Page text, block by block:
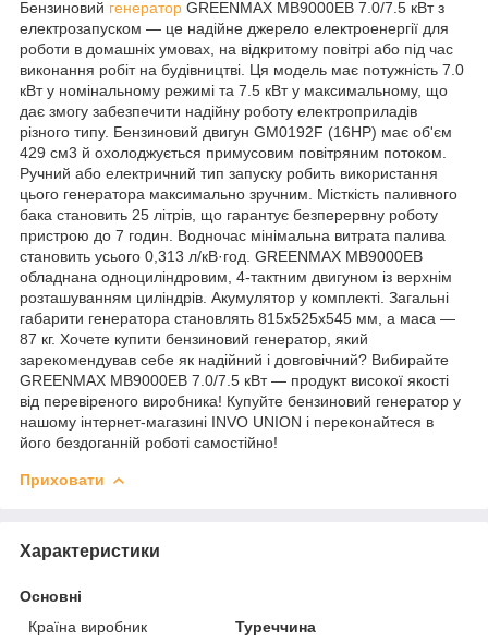
Бензиновий генератор GREENMAX MB9000EB 7.0/7.5 кВт з
електрозапуском — це надійне джерело електроенергії для
роботи в домашніх умовах, на відкритому повітрі або під час
виконання робіт на будівництві. Ця модель має потужність 7.0
кВт у номінальному режимі та 7.5 кВт у максимальному, що
дає змогу забезпечити надійну роботу електроприладів
різного типу. Бензиновий двигун GM0192F (16HP) має об'єм
429 см3 й охолоджується примусовим повітряним потоком.
Ручний або електричний тип запуску робить використання
цього генератора максимально зручним. Місткість паливного
бака становить 25 літрів, що гарантує безперервну роботу
пристрою до 7 годин. Водночас мінімальна витрата палива
становить усього 0,313 л/кВ·год. GREENMAX MB9000EB
обладнана одноциліндровим, 4-тактним двигуном із верхнім
розташуванням циліндрів. Акумулятор у комплекті. Загальні
габарити генератора становлять 815x525x545 мм, а маса —
87 кг. Хочете купити бензиновий генератор, який
зарекомендував себе як надійний і довговічний? Вибирайте
GREENMAX MB9000EB 7.0/7.5 кВт — продукт високої якості
від перевіреного виробника! Купуйте бензиновий генератор у
нашому інтернет-магазині INVO UNION і переконайтеся в
його бездоганній роботі самостійно!
Приховати
Характеристики
Основні
Країна виробник
Туреччина